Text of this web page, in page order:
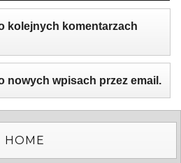
kolejnych komentarzach
nowych wpisach przez email.
HOME